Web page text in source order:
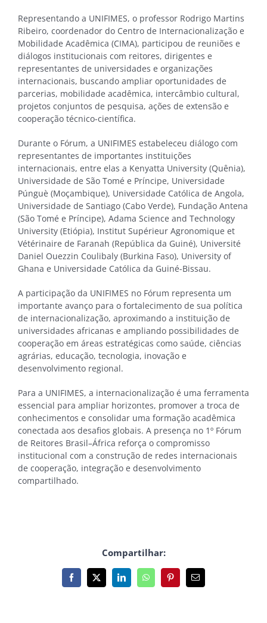
Representando a UNIFIMES, o professor Rodrigo Martins
Ribeiro, coordenador do Centro de Internacionalização e
Mobilidade Acadêmica (CIMA), participou de reuniões e
diálogos institucionais com reitores, dirigentes e
representantes de universidades e organizações
internacionais, buscando ampliar oportunidades de
parcerias, mobilidade acadêmica, intercâmbio cultural,
projetos conjuntos de pesquisa, ações de extensão e
cooperação técnico-científica.
Durante o Fórum, a UNIFIMES estabeleceu diálogo com
representantes de importantes instituições
internacionais, entre elas a Kenyatta University (Quênia),
Universidade de São Tomé e Príncipe, Universidade
Púnguè (Moçambique), Universidade Católica de Angola,
Universidade de Santiago (Cabo Verde), Fundação Antena
(São Tomé e Príncipe), Adama Science and Technology
University (Etiópia), Institut Supérieur Agronomique et
Vétérinaire de Faranah (República da Guiné), Université
Daniel Ouezzin Coulibaly (Burkina Faso), University of
Ghana e Universidade Católica da Guiné-Bissau.
A participação da UNIFIMES no Fórum representa um
importante avanço para o fortalecimento de sua política
de internacionalização, aproximando a instituição de
universidades africanas e ampliando possibilidades de
cooperação em áreas estratégicas como saúde, ciências
agrárias, educação, tecnologia, inovação e
desenvolvimento regional.
Para a UNIFIMES, a internacionalização é uma ferramenta
essencial para ampliar horizontes, promover a troca de
conhecimentos e consolidar uma formação acadêmica
conectada aos desafios globais. A presença no 1º Fórum
de Reitores Brasil–África reforça o compromisso
institucional com a construção de redes internacionais
de cooperação, integração e desenvolvimento
compartilhado.
Compartilhar:
Facebook
X LinkedInWhatsAppPinterest
E-
mail